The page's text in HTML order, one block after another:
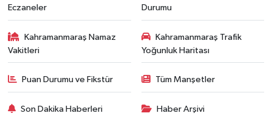
Eczaneler
Durumu
Kahramanmaraş Namaz
Vakitleri
Kahramanmaraş Trafik
Yoğunluk Haritası
Puan Durumu ve Fikstür Tüm Manşetler
Son Dakika Haberleri Haber Arşivi